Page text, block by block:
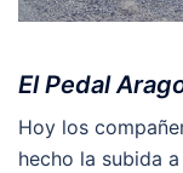
El Pedal
Hoy los
hecho la subida